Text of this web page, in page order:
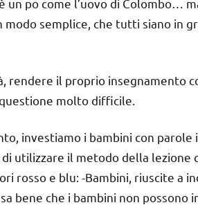
un po come l’uovo di Colombo…
modo semplice, che tutti siano in
rendere il proprio insegnamento
molto difficile.
investiamo i bambini con
utilizzare il metodo della lezione
rosso e blu: -Bambini, riuscite a
bene che i bambini non